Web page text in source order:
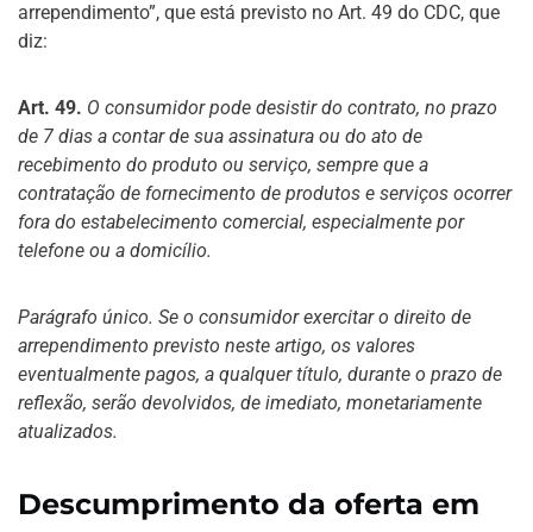
arrependimento”, que está previsto no Art. 49 do CDC, que
diz:
Art. 49. O consumidor pode desistir do contrato, no prazo
de 7 dias a contar de sua assinatura ou do ato de
recebimento do produto ou serviço, sempre que a
contratação de fornecimento de produtos e serviços ocorrer
fora do estabelecimento comercial, especialmente por
telefone ou a domicílio.
Parágrafo único. Se o consumidor exercitar o direito de
arrependimento previsto neste artigo, os valores
eventualmente pagos, a qualquer título, durante o prazo de
reflexão, serão devolvidos, de imediato, monetariamente
atualizados.
Descumprimento da oferta em